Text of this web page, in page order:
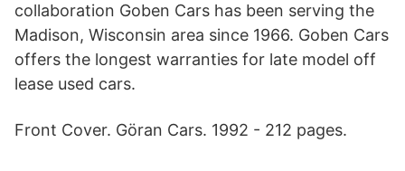
collaboration Goben Cars has been serving the
Madison, Wisconsin area since 1966. Goben Cars
offers the longest warranties for late model off
lease used cars.
Front Cover. Göran Cars. 1992 - 212 pages.